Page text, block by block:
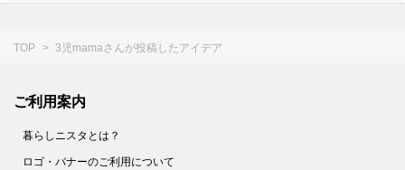
TOP 3児mamaさんが投稿したアイデア
ご利用案内
暮らしニスタとは？
ロゴ・バナーのご利用について